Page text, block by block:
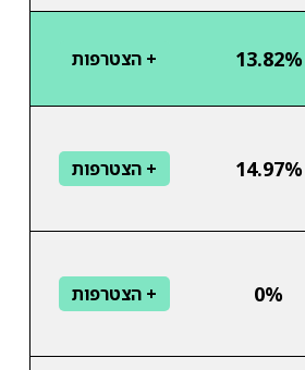
13.82% + הצטרפות
14.97% + הצטרפות
0% + הצטרפות